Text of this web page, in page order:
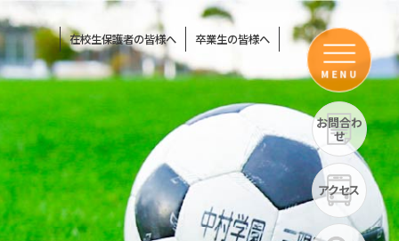
在校生保護者の皆様へ 卒業生の皆様へ
MENU
お問合わ
せ
アクセス